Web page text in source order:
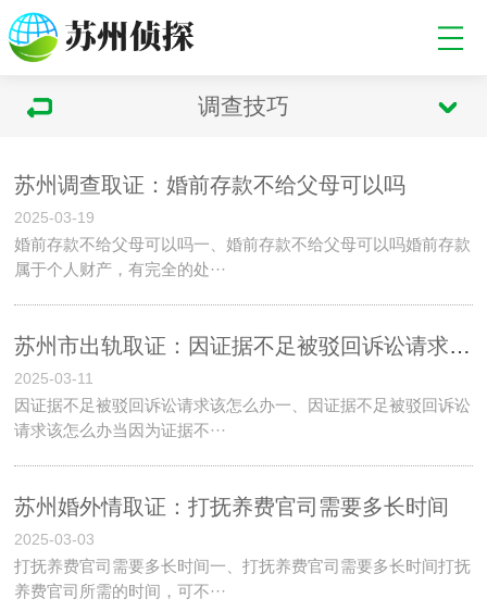
调查技巧
苏州调查取证：婚前存款不给父母可以吗
2025-03-19
婚前存款不给父母可以吗一、婚前存款不给父母可以吗婚前存款
属于个人财产，有完全的处···
苏州市出轨取证：因证据不足被驳回诉讼请求该怎么办
2025-03-11
因证据不足被驳回诉讼请求该怎么办一、因证据不足被驳回诉讼
请求该怎么办当因为证据不···
苏州婚外情取证：打抚养费官司需要多长时间
2025-03-03
打抚养费官司需要多长时间一、打抚养费官司需要多长时间打抚
养费官司所需的时间，可不···